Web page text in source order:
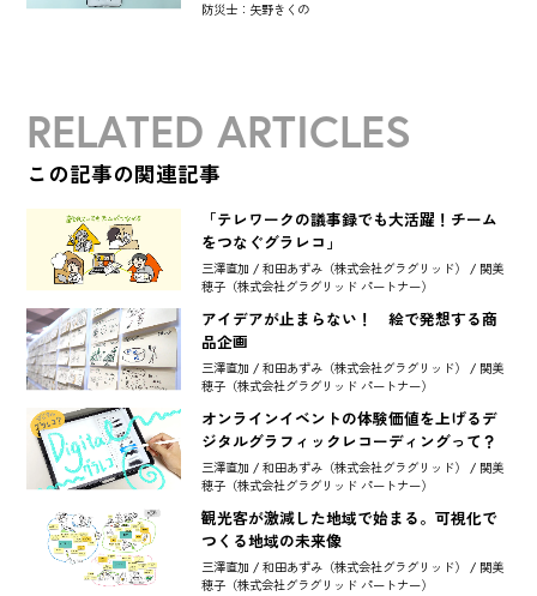
防災士：矢野きくの
RELATED ARTICLES
この記事の関連記事
「テレワークの議事録でも大活躍！チーム
をつなぐグラレコ」
三澤直加 / 和田あずみ（株式会社グラグリッド） / 関美
穂子（株式会社グラグリッド パートナー）
アイデアが止まらない！ 絵で発想する商
品企画
三澤直加 / 和田あずみ（株式会社グラグリッド） / 関美
穂子（株式会社グラグリッド パートナー）
オンラインイベントの体験価値を上げるデ
ジタルグラフィックレコーディングって？
三澤直加 / 和田あずみ（株式会社グラグリッド） / 関美
穂子（株式会社グラグリッド パートナー）
観光客が激減した地域で始まる。可視化で
つくる地域の未来像
三澤直加 / 和田あずみ（株式会社グラグリッド） / 関美
穂子（株式会社グラグリッド パートナー）